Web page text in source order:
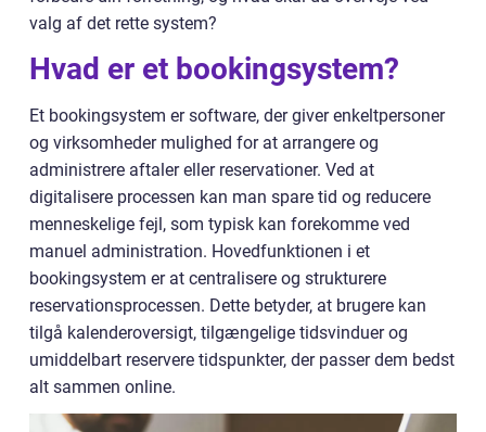
valg af det rette system?
Hvad er et bookingsystem?
Et bookingsystem er software, der giver enkeltpersoner
og virksomheder mulighed for at arrangere og
administrere aftaler eller reservationer. Ved at
digitalisere processen kan man spare tid og reducere
menneskelige fejl, som typisk kan forekomme ved
manuel administration. Hovedfunktionen i et
bookingsystem er at centralisere og strukturere
reservationsprocessen. Dette betyder, at brugere kan
tilgå kalenderoversigt, tilgængelige tidsvinduer og
umiddelbart reservere tidspunkter, der passer dem bedst
alt sammen online.